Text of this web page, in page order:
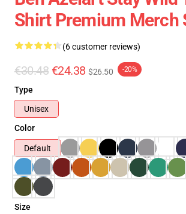
Shirt Premium Merch
(6 customer reviews)
€30.48 €24.38 $26.50 -20%
Type
Unisex
Color
Default
Size